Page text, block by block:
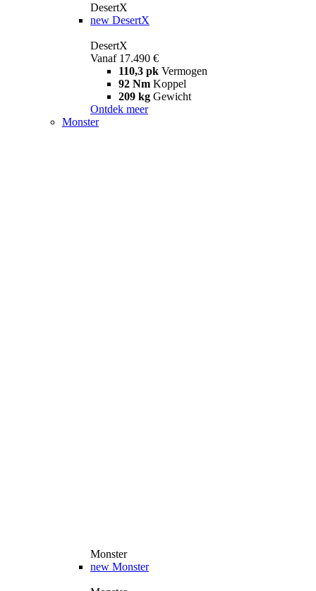
DesertX
new DesertX
DesertX
Vanaf 17.490 €
110,3 pk Vermogen
92 Nm Koppel
209 kg Gewicht
Ontdek meer
Monster
Monster
new Monster